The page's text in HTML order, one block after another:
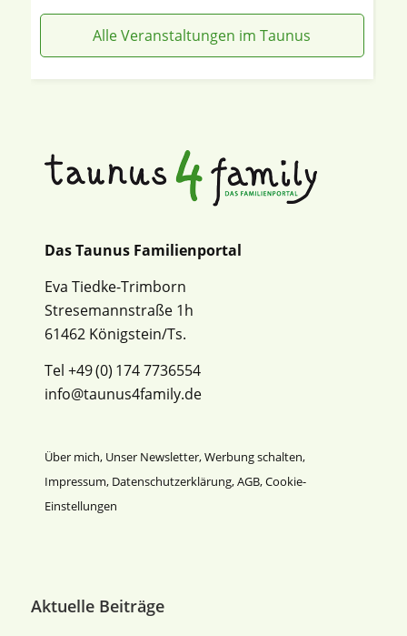
Alle Veranstaltungen im Taunus
Das Taunus Familienportal
Eva Tiedke-Trimborn
Stresemannstraße 1h
61462 Königstein/Ts.
Tel +49 (0) 174 7736554
info@taunus4family.de
Über mich, Unser Newsletter,Werbung schalten,
Impressum, Datenschutz­erklärung,AGB,Cookie-
Einstellungen
Aktuelle Beiträge